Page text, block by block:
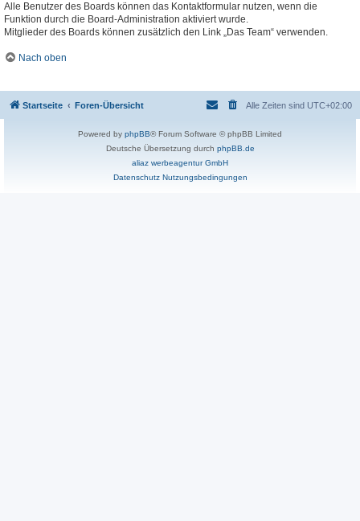
Alle Benutzer des Boards können das Kontaktformular nutzen, wenn die
Funktion durch die Board-Administration aktiviert wurde.
Mitglieder des Boards können zusätzlich den Link „Das Team“ verwenden.
Nach oben
Startseite Foren-Übersicht Alle Zeiten sind UTC+02:00
Powered by phpBB® Forum Software © phpBB Limited
Deutsche Übersetzung durch phpBB.de
aliaz werbeagentur GmbH
Datenschutz Nutzungsbedingungen